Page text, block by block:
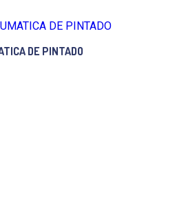
DE PINTADO